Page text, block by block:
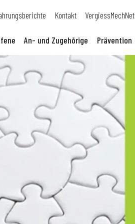
Kontakt VergiessMechNet
An- und Zugehörige Prävention